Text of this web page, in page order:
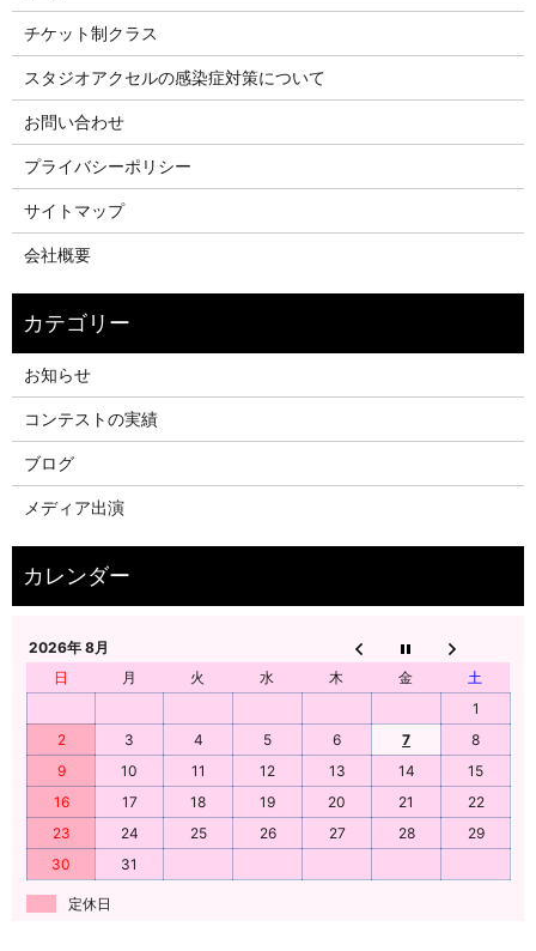
チケット制クラス
スタジオアクセルの感染症対策について
お問い合わせ
プライバシーポリシー
サイトマップ
会社概要
お知らせ
コンテストの実績
ブログ
メディア出演
2026年 8月
日
月 火 水 木 金
土
1
2
3 4 5 6 7
8
9
10 11 12 13 14
15
16
17 18 19 20 21
22
23
24 25 26 27 28
29
30
31
定休日